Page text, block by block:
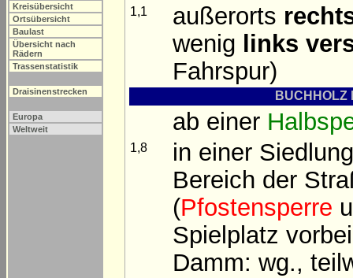
Kreisübersicht
Ortsübersicht
Baulast
Übersicht nach
Rädern
Trassenstatistik
Draisinenstrecken
Europa
Weltweit
1,1 außerorts
wenig links
Fahrspur)
BUCHHOLZ
ab einer
1,8
in einer
Bereich der
(Pfostensperre
Spielplatz
Damm: wg.,